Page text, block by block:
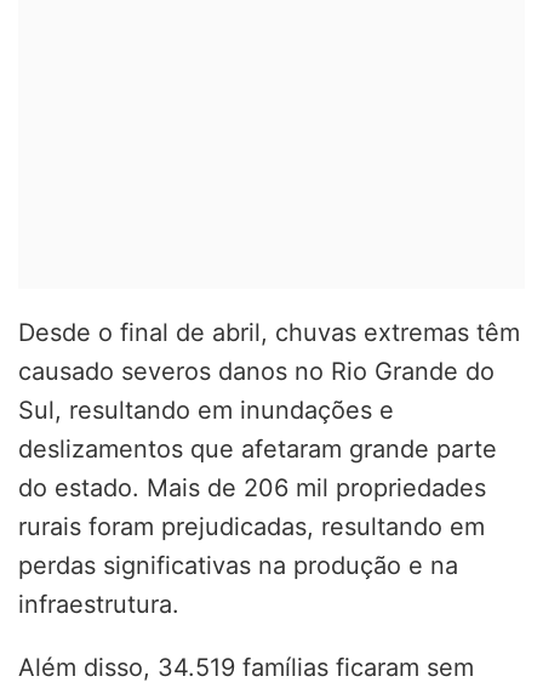
Desde o final de abril, chuvas extremas têm
causado severos danos no Rio Grande do
Sul, resultando em inundações e
deslizamentos que afetaram grande parte
do estado. Mais de 206 mil propriedades
rurais foram prejudicadas, resultando em
perdas significativas na produção e na
infraestrutura.
Além disso, 34.519 famílias ficaram sem